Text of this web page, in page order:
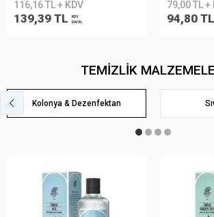
79,00 TL + KDV
94,80 TL
DAHİL
548,23 TL +
657,87
TEMİZLİK
Kolonya & Dezenfektan